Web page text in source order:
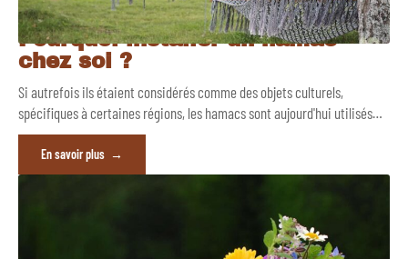
Pourquoi installer un hamac
chez soi ?
Si autrefois ils étaient considérés comme des objets culturels,
spécifiques à certaines régions, les hamacs sont aujourd'hui utilisés…
En savoir plus